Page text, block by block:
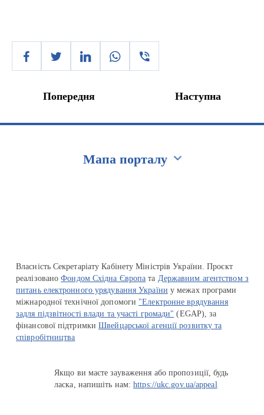
Попередня Наступна
Мапа порталу
Власність Секретаріату Кабінету Міністрів України. Проєкт
реалізованоФондом Східна Європа та Державним агентством з
питань електронного урядування України у межах програми
міжнародної технічної допомоги "Електронне врядування
задля підзвітності влади та участі громади" (EGAP), за
фінансової підтримкиШвейцарської агенції розвитку та
співробітництва
Якщо ви маєте зауваження або пропозиції, будь
ласка, напишіть нам:https://ukc.gov.ua/appeal